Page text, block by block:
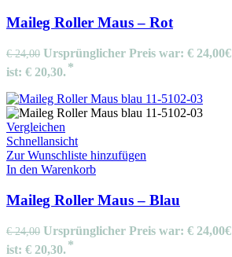
Maileg Roller Maus – Rot
€24,00 Ursprünglicher Preis war: € 24,00€
ist: € 20,30.
Vergleichen
Schnellansicht
Zur Wunschliste hinzufügen
In den Warenkorb
Maileg Roller Maus – Blau
€24,00 Ursprünglicher Preis war: € 24,00€
ist: € 20,30.